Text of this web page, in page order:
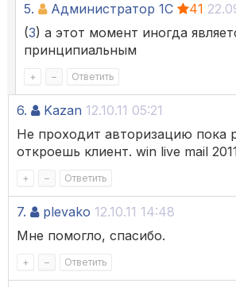
5. Администратор 1С 41
(3) а этот момент иногда
принципиальным
+ – Ответить
6. Kazan 12.10.11 05:21
Не проходит авторизацию пока
откроешь клиент. win live mail
+ – Ответить
7. plevako 12.10.11 14:48
Мне помогло, спасибо.
+ – Ответить